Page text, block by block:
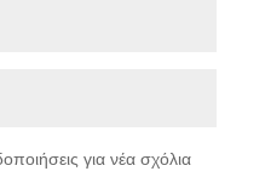
για νέα σχόλια